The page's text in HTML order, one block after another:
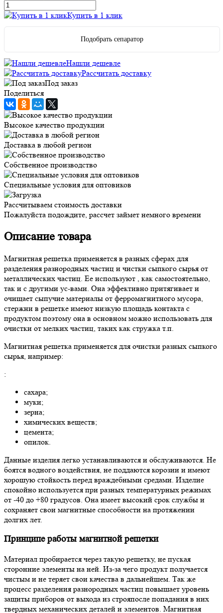
Купить в 1 клик
Подобрать сепаратор
Нашли дешевле
Рассчитать доставку
Под заказ
Поделиться
Высокое качество продукции
Доставка в любой регион
Собственное производство
Специальные условия для оптовиков
Рассчитываем стоимость доставки
Пожалуйста подождите, рассчет займет немного времени
Описание товара
Магнитная решетка применяется в разных сферах для
разделения разнородных частиц и чистки сыпкого сырья от
металлических частиц. Ее используют , как самостоятельно,
так и с другими ус-вами. Она эффективно притягивает и
очищает сыпучие материалы от ферромагнитного мусора,
стержни в решетке имеют низкую площадь контакта с
продуктом поэтому она в основном можно использовать для
очистки от мелких частиц, таких как стружка т.п.
Магнитная решетка применяется для очистки разных сыпкого
сырья, например:
:
сахара;
муки;
зерна;
химических веществ;
цемента;
опилок.
Данные изделия легко устанавливаются и обслуживаются. Не
боятся водного воздействия, не поддаются корозии и имеют
хорошую стойкость перед враждебными средами. Изделие
спокойно используется при разных температурных режимах
от -40 до +80 градусов. Она имеет высокий срок службы и
сохраняет свои магнитные способности на протяжении
долгих лет.
Принципе работы магнитной решетки
Материал пробирается через такую решетку, не пуская
сторонние элементы на ней. Из-за чего продукт получается
чистым и не теряет свои качества в дальнейшем. Так же
процесс разделения разнородных частиц повышает уровень
защиты приборов от выхода из строяпосле попадания в них
твердных механических деталей и элементов. Магнитная